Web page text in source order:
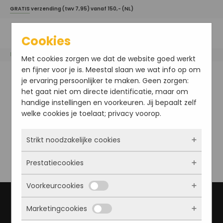
GRATIS verzending (twv 7,95) vanaf 150,- (NL)
Home / Highlight
Highlight
Cookies
Met cookies zorgen we dat de website goed werkt
en fijner voor je is. Meestal slaan we wat info op om
je ervaring persoonlijker te maken. Geen zorgen:
het gaat niet om directe identificatie, maar om
handige instellingen en voorkeuren. Jij bepaalt zelf
welke cookies je toelaat; privacy voorop.
Strikt noodzakelijke cookies
Deze cookies zorgen ervoor dat de website
überhaupt werkt. Ze zijn dus altijd actief en
kunnen niet worden uitgezet. Meestal worden
ze alleen geplaatst als jij iets doet, zoals
inloggen, een formulier invullen of je
Prestatiecookies
Met deze cookies zien we hoe vaak onze site
bezocht wordt, waar bezoekers vandaan
komen en welke pagina’s populair zijn. Zo
Voorkeurcookies
Deze cookies onthouden jouw voorkeuren.
Marketingcookies